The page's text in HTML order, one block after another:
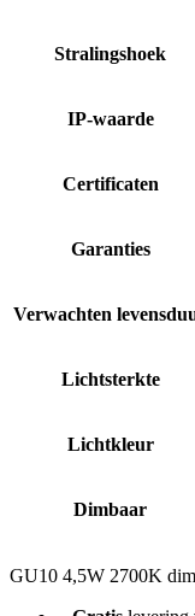
Stralingshoek
IP-waarde
Certificaten
Garanties
Verwachten
Lichtsterkte
Lichtkleur
Dimbaar
GU10 4,5W 2700K